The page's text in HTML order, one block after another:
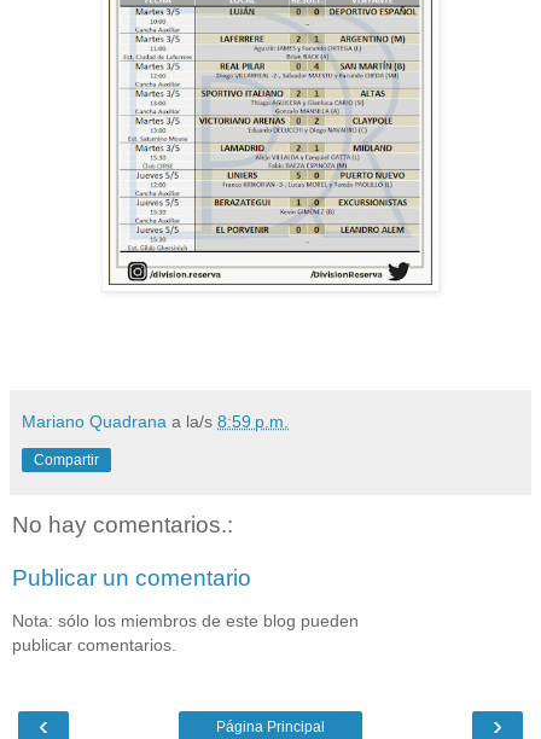
Mariano Quadrana a la/s 8:59 p.m.
Compartir
No hay comentarios.:
Publicar un comentario
Nota: sólo los miembros de este blog pueden
publicar comentarios.
‹ ›
Página Principal